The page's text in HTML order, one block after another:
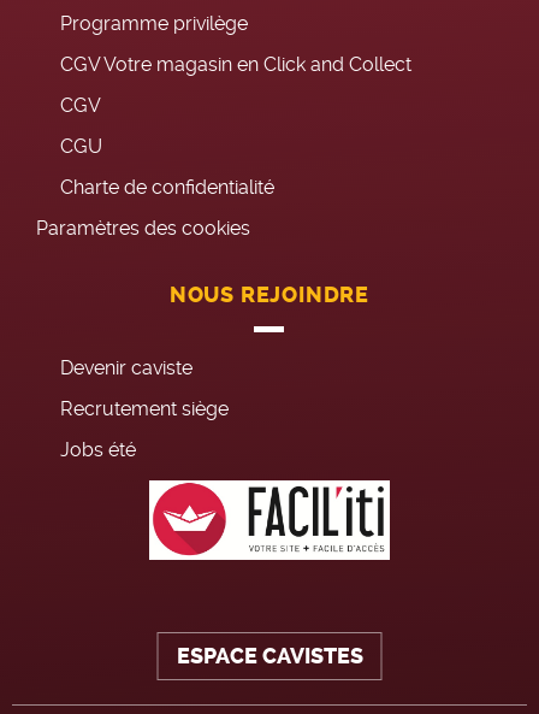
Programme privilège
CGV Votre magasin en Click and Collect
CGV
CGU
Charte de confidentialité
Paramètres des cookies
NOUS REJOINDRE
Devenir caviste
Recrutement siège
Jobs été
ESPACE CAVISTES